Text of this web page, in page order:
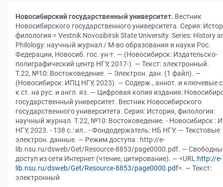
Новосибирский государственный университет. Вестник
Новосибирского государственного университета. Серия:
филология = Vestnik Novosibirsk State University. Series: History
Philology: научный журнал / М-во образования и науки Рос.
Федерации, Новосиб. гос. ун-т. — (Новосибирск: Издательско-
полиграфический центр НГУ, 2017-). — Текст: электронный.
Т.22, №10: Востоковедение. — Электрон. дан. (1 файл). —
(Новосибирск: ИПЦ НГУ, 2023). — Содерж., аннот. и ключевые
к ст. на рус. и англ. яз. — Цифровая копия издания:
государственный университет. Вестник Новосибирского
государственного университета. Серия: История, филология:
научный журнал. Т.22, №10: Востоковедение. - Новосибирск :
НГУ, 2023. - 138 с.: ил.. - Фондодержатель: НБ НГУ. — Текстовые
электрон. данные. — Режим доступа : http://e-
lib.nsu.ru/dsweb/Get/Resource-8853/page0000.pdf. —
доступ из сети Интернет (чтение, цитирование). — <URL:http://e-
lib.nsu.ru/dsweb/Get/Resource-8853/page0000.pdf>. — Текст:
электронный